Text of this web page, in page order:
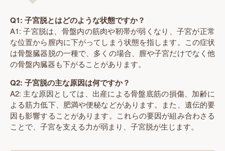
Q1: 子宮脱とはどのような状態ですか？
A1: 子宮脱は、骨盤内の筋肉や靭帯が弱くなり、子宮が正常
な位置から膣内に下がってしまう状態を指します。この症状
は骨盤臓器脱の一種で、多くの場合、膣や子宮だけでなく他
の骨盤内臓器も下がることがあります。
Q2: 子宮脱の主な原因は何ですか？
A2: 主な原因としては、出産による骨盤底筋の損傷、加齢に
よる筋力低下、肥満や便秘などがあります。また、遺伝的要
因も影響することがあります。これらの要因が組み合わさる
ことで、子宮を支える力が弱まり、子宮脱が生じます。